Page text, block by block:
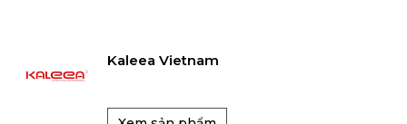
Kaleea Vietnam